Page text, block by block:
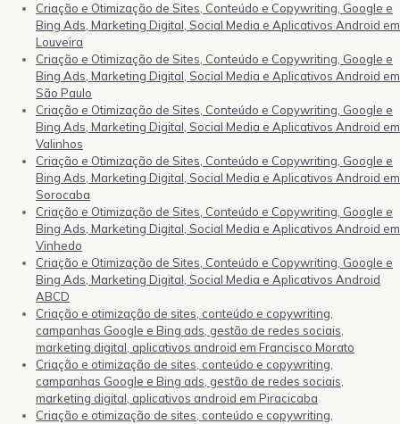
Criação e Otimização de Sites, Conteúdo e Copywriting, Google e
Bing Ads, Marketing Digital, Social Media e Aplicativos Android em
Louveira
Criação e Otimização de Sites, Conteúdo e Copywriting, Google e
Bing Ads, Marketing Digital, Social Media e Aplicativos Android em
São Paulo
Criação e Otimização de Sites, Conteúdo e Copywriting, Google e
Bing Ads, Marketing Digital, Social Media e Aplicativos Android em
Valinhos
Criação e Otimização de Sites, Conteúdo e Copywriting, Google e
Bing Ads, Marketing Digital, Social Media e Aplicativos Android em
Sorocaba
Criação e Otimização de Sites, Conteúdo e Copywriting, Google e
Bing Ads, Marketing Digital, Social Media e Aplicativos Android em
Vinhedo
Criação e Otimização de Sites, Conteúdo e Copywriting, Google e
Bing Ads, Marketing Digital, Social Media e Aplicativos Android
ABCD
Criação e otimização de sites, conteúdo e copywriting,
campanhas Google e Bing ads, gestão de redes sociais,
marketing digital, aplicativos android em Francisco Morato
Criação e otimização de sites, conteúdo e copywriting,
campanhas Google e Bing ads, gestão de redes sociais,
marketing digital, aplicativos android em Piracicaba
Criação e otimização de sites, conteúdo e copywriting,